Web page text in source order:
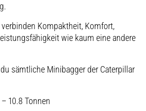
Kompaktheit, Komfort,
wie kaum eine andere
sämtliche Minibagger der Caterpillar
– 10.8 Tonnen